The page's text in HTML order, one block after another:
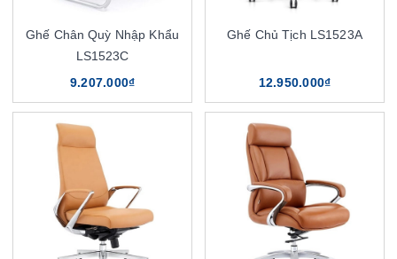
Ghế Chân Quỳ Nhập Khẩu
LS1523C
9.207.000₫
Ghế Chủ Tịch LS1523A
12.950.000₫